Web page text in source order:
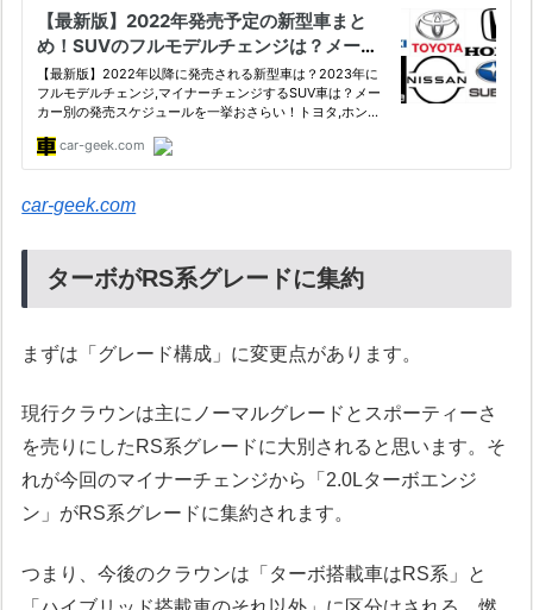
car-geek.com
ターボがRS系グレードに集約
まずは「グレード構成」に変更点があります。
現行クラウンは主にノーマルグレードとスポーティーさ
を売りにしたRS系グレードに大別されると思います。そ
れが今回のマイナーチェンジから「2.0Lターボエンジ
ン」がRS系グレードに集約されます。
つまり、今後のクラウンは「ターボ搭載車はRS系」と